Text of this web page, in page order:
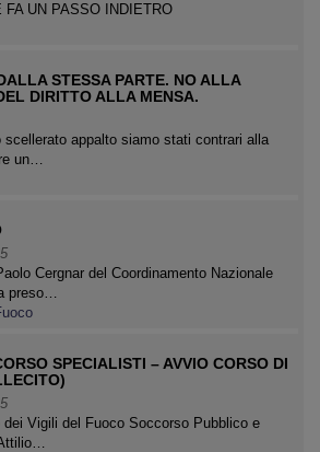
FA UN PASSO INDIETRO
STESSA PARTE. NO ALLA
DIRITTO ALLA MENSA.
scellerato appalto siamo stati contrari alla
un…
Cergnar del Coordinamento Nazionale
preso…
SPECIALISTI – AVVIO CORSO DI
Vigili del Fuoco Soccorso Pubblico e